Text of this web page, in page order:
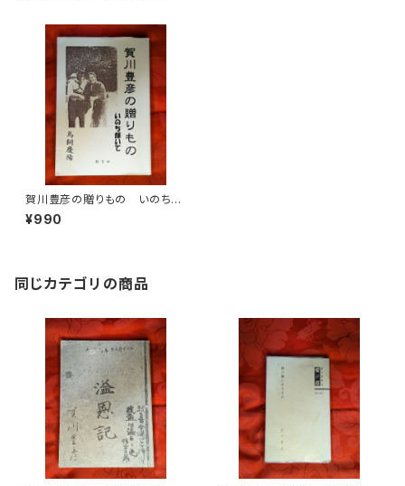
賀川豊彦の贈りもの いのち輝
いて 鳥飼慶陽 創言社 200
7年刊
¥990
同じカテゴリの商品